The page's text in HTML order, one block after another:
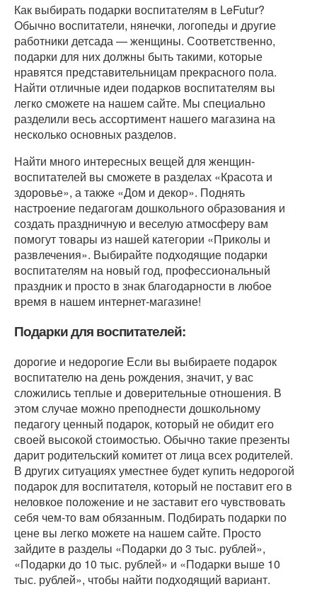
Как выбирать подарки воспитателям в LeFutur?
Обычно воспитатели, нянечки, логопеды и другие
работники детсада — женщины. Соответственно,
подарки для них должны быть такими, которые
нравятся представительницам прекрасного пола.
Найти отличные идеи подарков воспитателям вы
легко сможете на нашем сайте. Мы специально
разделили весь ассортимент нашего магазина на
несколько основных разделов.
Найти много интересных вещей для женщин-
воспитателей вы сможете в разделах «Красота и
здоровье», а также «Дом и декор». Поднять
настроение педагогам дошкольного образования и
создать праздничную и веселую атмосферу вам
помогут товары из нашей категории «Приколы и
развлечения». Выбирайте подходящие подарки
воспитателям на новый год, профессиональный
праздник и просто в знак благодарности в любое
время в нашем интернет-магазине!
Подарки для воспитателей:
дорогие и недорогие Если вы выбираете подарок
воспитателю на день рождения, значит, у вас
сложились теплые и доверительные отношения. В
этом случае можно преподнести дошкольному
педагогу ценный подарок, который не обидит его
своей высокой стоимостью. Обычно такие презенты
дарит родительский комитет от лица всех родителей.
В других ситуациях уместнее будет купить недорогой
подарок для воспитателя, который не поставит его в
неловкое положение и не заставит его чувствовать
себя чем-то вам обязанным. Подбирать подарки по
цене вы легко можете на нашем сайте. Просто
зайдите в разделы «Подарки до 3 тыс. рублей»,
«Подарки до 10 тыс. рублей» и «Подарки выше 10
тыс. рублей», чтобы найти подходящий вариант.